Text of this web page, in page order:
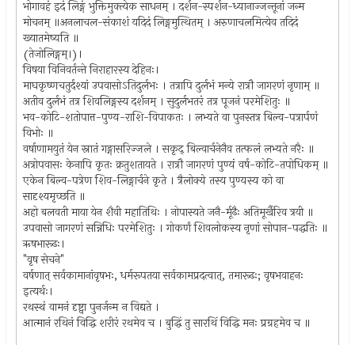
भोगावहं इदं लिङ्गं भुक्तिमुक्त्येक साधनम् । दर्शन-स्पर्शन-ध्यानाज्जन्तूनां जन्म
मोचनम् ॥अनलाचल-संकाशं यदिदं लिङ्गमुत्थितम् । अरुणाचलमित्येव तदिदं
ख्यातमेष्यति ॥
(तेजोलिङ्गम्।)।
विषया विनिवर्तन्ते निराहारस्य देहिनः।
माघकृष्णचतुर्दश्यां उपवासोऽतिदुर्लभः । तत्रापि दुर्लभं मन्ये रात्रौ जागरणं नृणाम् ॥
अतीव दुर्लभं तत्र शिवलिङ्गस्य दर्शनम् । सुदुर्लभतरं तत्र पूजनं परमेशितुः ॥
भव-कोटि-शतोपात्त-पुण्य-राशि-विपाकतः । लभ्यते वा पुनस्तत्र बिल्व-पत्रार्पणं
विभोः ॥
वर्षाणामयुतं येन स्नातं गङ्गासरिज्जले । सकृद् बिल्वार्चनेनैव तत्फलं लभ्यते नरैः ॥
अत्रोपवासः केनापि कृतः क्रतुशतायते । रात्रौ जागरणं पुण्यं वर्ष-कोटि-तपोधिकम् ॥
एकेन बिल्व-पत्रेण शिव-लिङ्गार्चने कृते । त्रैलोक्ये तस्य पुण्यस्य को वा
सादृश्यमृच्छति ॥
अहो बलवती माया येन शैवी महातिथिः । नोपास्यते जनै-र्मूढैः अतिमूर्खैरिव त्रयी ॥
उपवासो जागरणं सन्निधिः परमेशितुः । गोकर्णं शिवलोकस्य नृणां सोपान-पद्धतिः ॥
ऋषभारूढः।
"वृष सेचने"
वर्षणात् सर्वकामानांवृषभः, धर्मरूपतया सर्वकामप्रदत्वात्, तमारूढः; वृषभवाहनः
इत्यर्थः।
रथस्थं वामनं दृष्ट्वा पुनर्जन्म न विद्यते ।
आत्मानं रथिनं विद्धि शरीरं रथमेव च । बुद्धिं तु सारथिं विद्धि मनः प्रग्रहमेव च ॥